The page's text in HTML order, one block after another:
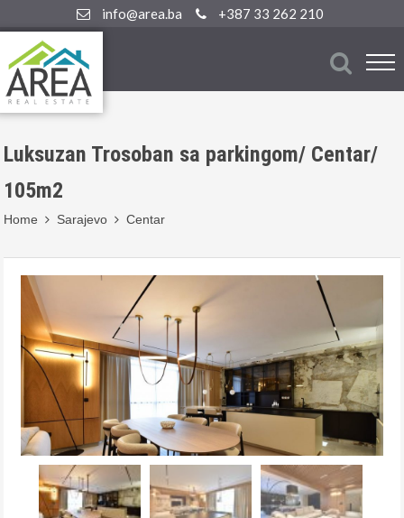
info@area.ba +387 33 262 210
Luksuzan Trosoban sa parkingom/ Centar/
105m2
Home Sarajevo Centar